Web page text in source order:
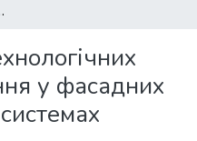
системах
у фасадних